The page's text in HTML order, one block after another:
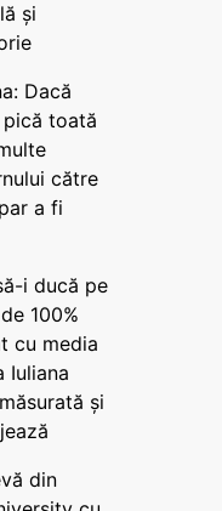
și
Dacă
toată
către
a fi
i ducă pe
100%
cu media
Iuliana
și
din